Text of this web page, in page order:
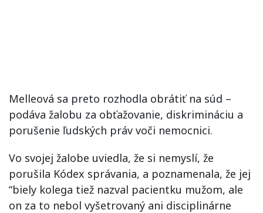
Melleová sa preto rozhodla obrátiť na súd –
podáva žalobu za obťažovanie, diskrimináciu a
porušenie ľudských práv voči nemocnici.
Vo svojej žalobe uviedla, že si nemyslí, že
porušila Kódex správania, a poznamenala, že jej
“biely kolega tiež nazval pacientku mužom, ale
on za to nebol vyšetrovaný ani disciplinárne